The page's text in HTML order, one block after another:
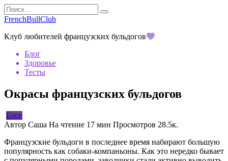
Перейти
к
Search
for:
FrenchBullClub
Клуб любителей французских бульдогов
Блог
Здоровье
Тесты
Окрасы французских бульдогов
Блог
Автор Саша На чтение 17 мин Просмотров 28.5к.
Французские бульдоги в последнее время набирают большую
популярность как собаки-компаньоны. Как это нередко бывает